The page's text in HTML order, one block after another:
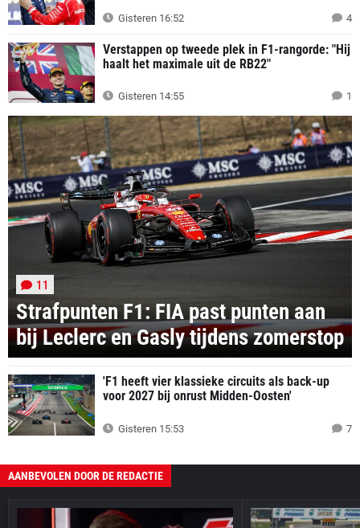
Gisteren 16:52 4
Verstappen op tweede plek in F1-rangorde: "Hij
haalt het maximale uit de RB22"
Gisteren 14:55 1
Strafpunten F1: FIA past punten aan
bij Leclerc en Gasly tijdens zomerstop
11
'F1 heeft vier klassieke circuits als back-up
voor 2027 bij onrust Midden-Oosten'
Gisteren 15:53 7
AANBEVOLEN DOOR DE REDACTIE